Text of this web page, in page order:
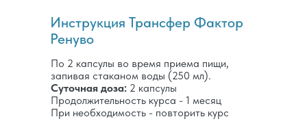
Инструкция Трансфер Фактор
Ренуво
По 2 капсулы во время приема пищи,
запивая стаканом воды (250 мл).
Суточная доза: 2 капсулы
Продолжительность курса - 1 месяц
При необходимость - повторить курс